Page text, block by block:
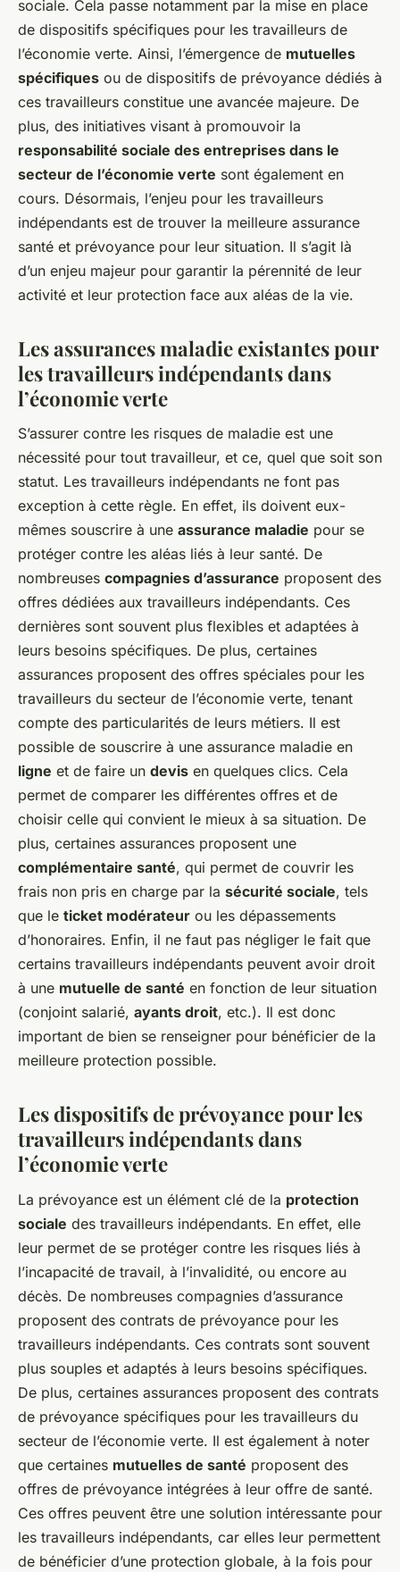
sociale. Cela passe notamment par la mise en place
de dispositifs spécifiques pour les travailleurs de
l’économie verte. Ainsi, l’émergence de mutuelles
spécifiques ou de dispositifs de prévoyance dédiés à
ces travailleurs constitue une avancée majeure. De
plus, des initiatives visant à promouvoir la
responsabilité sociale des entreprises dans le
secteur de l’économie verte sont également en
cours. Désormais, l’enjeu pour les travailleurs
indépendants est de trouver la meilleure assurance
santé et prévoyance pour leur situation. Il s’agit là
d’un enjeu majeur pour garantir la pérennité de leur
activité et leur protection face aux aléas de la vie.
Les assurances maladie existantes pour
les travailleurs indépendants dans
l’économie verte
S’assurer contre les risques de maladie est une
nécessité pour tout travailleur, et ce, quel que soit son
statut. Les travailleurs indépendants ne font pas
exception à cette règle. En effet, ils doivent eux-
mêmes souscrire à une assurance maladie pour se
protéger contre les aléas liés à leur santé. De
nombreuses compagnies d’assurance proposent des
offres dédiées aux travailleurs indépendants. Ces
dernières sont souvent plus flexibles et adaptées à
leurs besoins spécifiques. De plus, certaines
assurances proposent des offres spéciales pour les
travailleurs du secteur de l’économie verte, tenant
compte des particularités de leurs métiers. Il est
possible de souscrire à une assurance maladie en
ligne et de faire un devis en quelques clics. Cela
permet de comparer les différentes offres et de
choisir celle qui convient le mieux à sa situation. De
plus, certaines assurances proposent une
complémentaire santé, qui permet de couvrir les
frais non pris en charge par la sécurité sociale, tels
que le ticket modérateur ou les dépassements
d’honoraires. Enfin, il ne faut pas négliger le fait que
certains travailleurs indépendants peuvent avoir droit
à une mutuelle de santé en fonction de leur situation
(conjoint salarié, ayants droit, etc.). Il est donc
important de bien se renseigner pour bénéficier de la
meilleure protection possible.
Les dispositifs de prévoyance pour les
travailleurs indépendants dans
l’économie verte
La prévoyance est un élément clé de la protection
sociale des travailleurs indépendants. En effet, elle
leur permet de se protéger contre les risques liés à
l’incapacité de travail, à l’invalidité, ou encore au
décès. De nombreuses compagnies d’assurance
proposent des contrats de prévoyance pour les
travailleurs indépendants. Ces contrats sont souvent
plus souples et adaptés à leurs besoins spécifiques.
De plus, certaines assurances proposent des contrats
de prévoyance spécifiques pour les travailleurs du
secteur de l’économie verte. Il est également à noter
que certaines mutuelles de santé proposent des
offres de prévoyance intégrées à leur offre de santé.
Ces offres peuvent être une solution intéressante pour
les travailleurs indépendants, car elles leur permettent
de bénéficier d’une protection globale, à la fois pour